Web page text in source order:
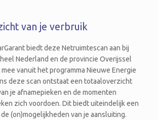
van je verbruik
biedt deze Netruimtescan aan bij
Nederland en de provincie Overijssel
vanuit het programma Nieuwe Energie
deze scan ontstaat een totaaloverzicht
je afnamepieken en de momenten
zich voordoen. Dit biedt uiteindelijk een
(on)mogelijkheden van je aansluiting.